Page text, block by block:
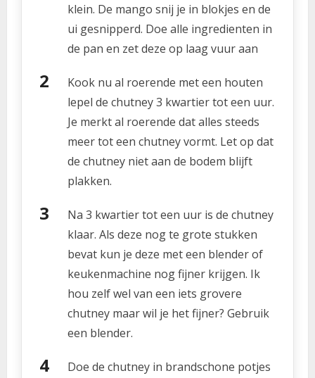
klein. De mango snij je in blokjes en de
ui gesnipperd. Doe alle ingredienten in
de pan en zet deze op laag vuur aan
Kook nu al roerende met een houten
lepel de chutney 3 kwartier tot een uur.
Je merkt al roerende dat alles steeds
meer tot een chutney vormt. Let op dat
de chutney niet aan de bodem blijft
plakken.
Na 3 kwartier tot een uur is de chutney
klaar. Als deze nog te grote stukken
bevat kun je deze met een blender of
keukenmachine nog fijner krijgen. Ik
hou zelf wel van een iets grovere
chutney maar wil je het fijner? Gebruik
een blender.
Doe de chutney in brandschone potjes